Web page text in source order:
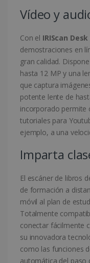
Vídeo y
Con el IRIScan Desk
demostraciones en
gran calidad.
hasta 12 MP y una
que captura
potente lente de
incorporado permite
tutoriales para
ejemplo, a una
Imparta
El escáner de libros
de formación a
móvil al plan de
Totalmente
conectar fácilmente
su innovadora
como las funciones
automática del paso